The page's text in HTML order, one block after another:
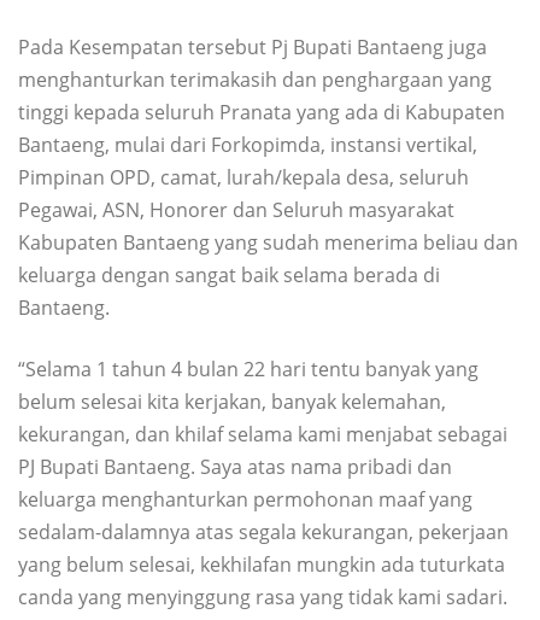
Pada Kesempatan tersebut Pj Bupati Bantaeng juga
menghanturkan terimakasih dan penghargaan yang
tinggi kepada seluruh Pranata yang ada di Kabupaten
Bantaeng, mulai dari Forkopimda, instansi vertikal,
Pimpinan OPD, camat, lurah/kepala desa, seluruh
Pegawai, ASN, Honorer dan Seluruh masyarakat
Kabupaten Bantaeng yang sudah menerima beliau dan
keluarga dengan sangat baik selama berada di
Bantaeng.
“Selama 1 tahun 4 bulan 22 hari tentu banyak yang
belum selesai kita kerjakan, banyak kelemahan,
kekurangan, dan khilaf selama kami menjabat sebagai
PJ Bupati Bantaeng. Saya atas nama pribadi dan
keluarga menghanturkan permohonan maaf yang
sedalam-dalamnya atas segala kekurangan, pekerjaan
yang belum selesai, kekhilafan mungkin ada tuturkata
canda yang menyinggung rasa yang tidak kami sadari.